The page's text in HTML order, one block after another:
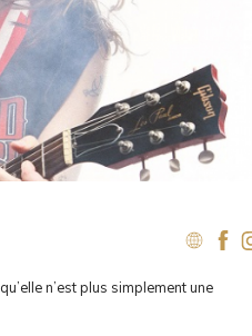
n’est plus simplement une